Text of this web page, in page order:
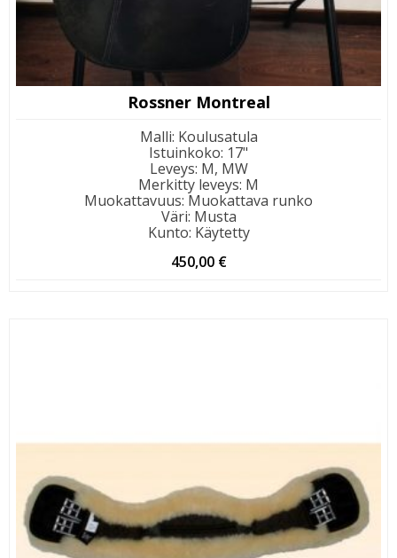
Rossner Montreal
Malli: Koulusatula
Istuinkoko: 17"
Leveys: M, MW
Merkitty leveys: M
Muokattavuus: Muokattava runko
Väri: Musta
Kunto: Käytetty
450,00 €